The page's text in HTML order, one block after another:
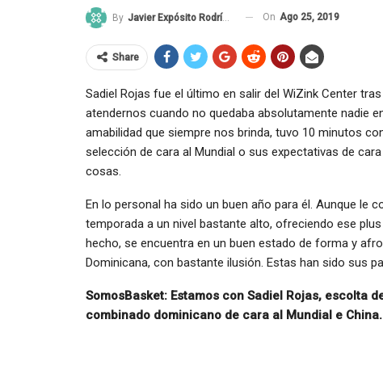
By Javier Expósito Rodríguez On Ago 25, 2019
Share
Sadiel Rojas fue el último en salir del WiZink Center
atendernos cuando no quedaba absolutamente nadie
amabilidad que siempre nos brinda, tuvo 10 minutos
selección de cara al Mundial o sus expectativas de
cosas.
En lo personal ha sido un buen año para él. Aunque le
temporada a un nivel bastante alto, ofreciendo ese
hecho, se encuentra en un buen estado de forma y
Dominicana, con bastante ilusión. Estas han sido sus
SomosBasket: Estamos con Sadiel Rojas, escolta
combinado dominicano de cara al Mundial e